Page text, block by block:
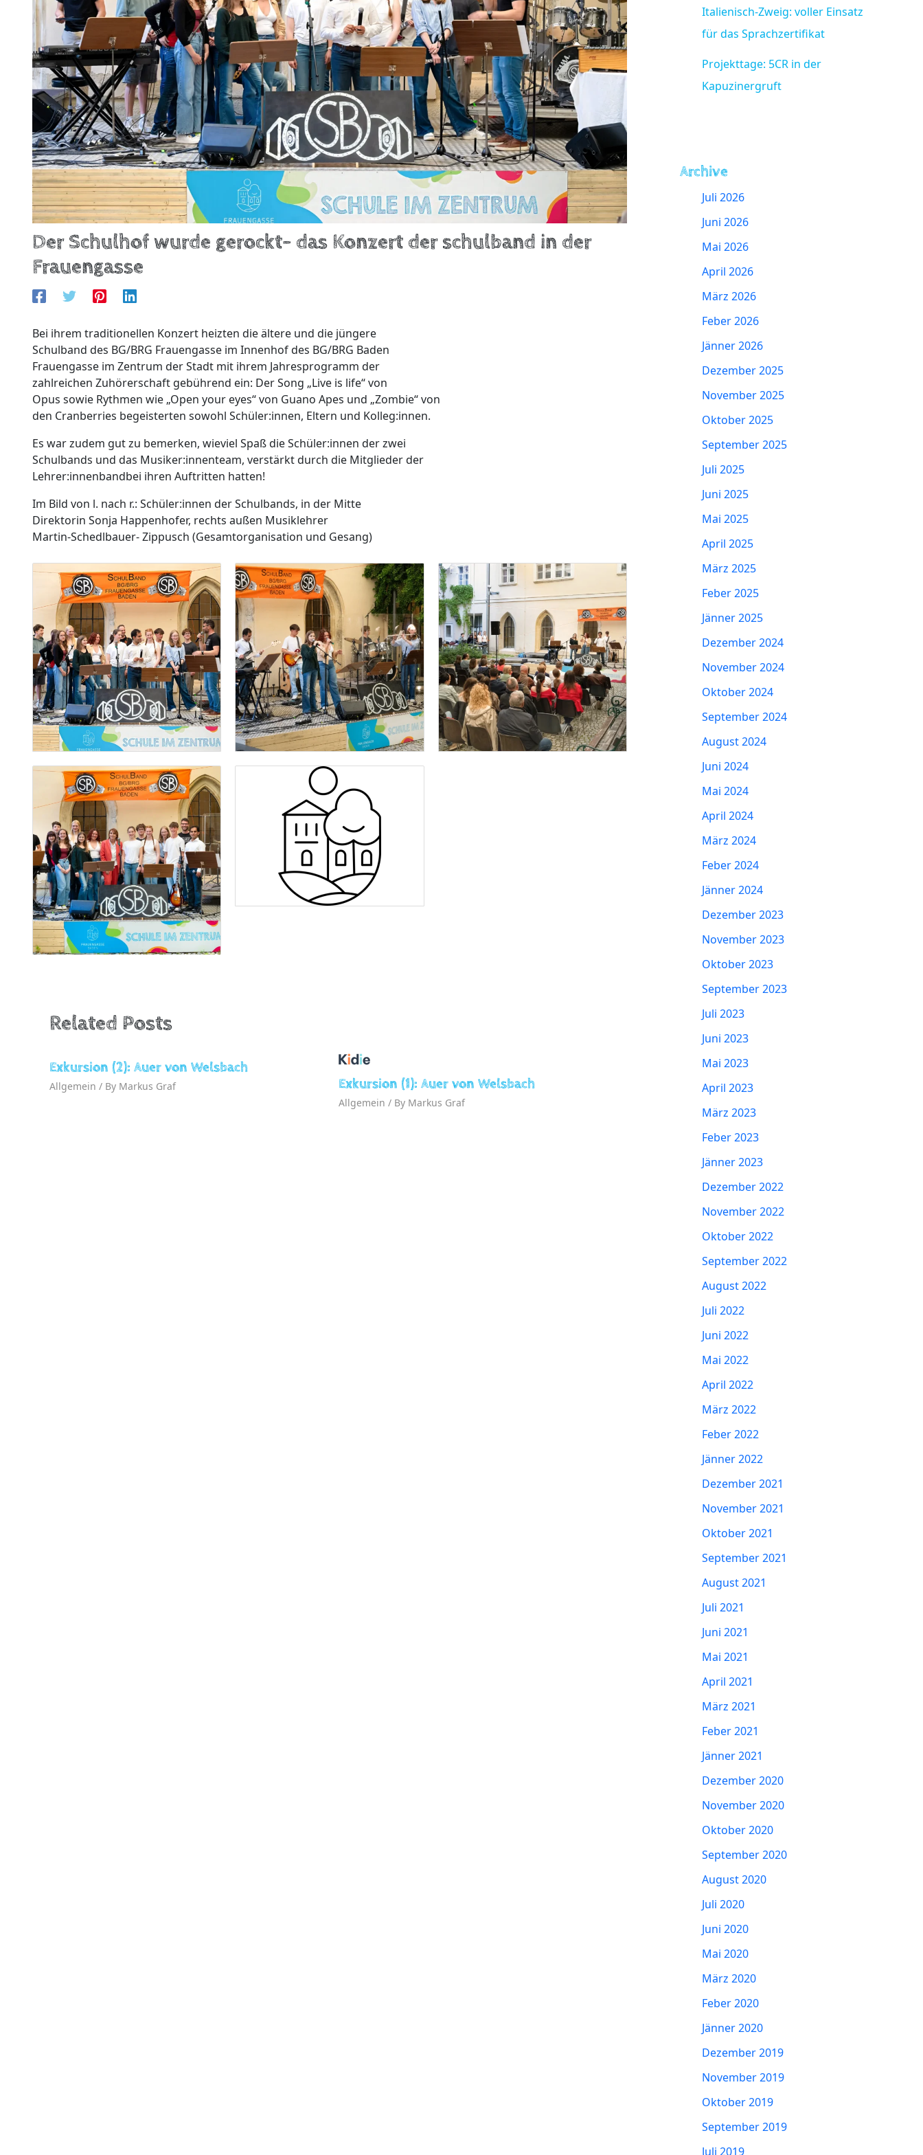
Der Schulhof wurde gerockt- das Konzert der schulband in der
Frauengasse
Bei ihrem traditionellen Konzert heizten die ältere und die jüngere
Schulband des BG/BRG Frauengasse im Innenhof des BG/BRG Baden
Frauengasse im Zentrum der Stadt mit ihrem Jahresprogramm der
zahlreichen Zuhörerschaft gebührend ein: Der Song „Live is life“ von
Opus sowie Rythmen wie „Open your eyes“ von Guano Apes und „Zombie“ von
den Cranberries begeisterten sowohl Schüler:innen, Eltern und Kolleg:innen.
Es war zudem gut zu bemerken, wieviel Spaß die Schüler:innen der zwei
Schulbands und das Musiker:innenteam, verstärkt durch die Mitglieder der
Lehrer:innenbandbei ihren Auftritten hatten!
Im Bild von l. nach r.: Schüler:innen der Schulbands, in der Mitte
Direktorin Sonja Happenhofer, rechts außen Musiklehrer
Martin-Schedlbauer- Zippusch (Gesamtorganisation und Gesang)
Related Posts
Exkursion (2): Auer von Welsbach
Allgemein / By Markus Graf Exkursion (1): Auer von Welsbach
Allgemein / By Markus Graf
Italienisch-Zweig: voller Einsatz
für das Sprachzertifikat
Projekttage: 5CR in der
Kapuzinergruft
Archive
Juli 2026
Juni 2026
Mai 2026
April 2026
März 2026
Feber 2026
Jänner 2026
Dezember 2025
November 2025
Oktober 2025
September 2025
Juli 2025
Juni 2025
Mai 2025
April 2025
März 2025
Feber 2025
Jänner 2025
Dezember 2024
November 2024
Oktober 2024
September 2024
August 2024
Juni 2024
Mai 2024
April 2024
März 2024
Feber 2024
Jänner 2024
Dezember 2023
November 2023
Oktober 2023
September 2023
Juli 2023
Juni 2023
Mai 2023
April 2023
März 2023
Feber 2023
Jänner 2023
Dezember 2022
November 2022
Oktober 2022
September 2022
August 2022
Juli 2022
Juni 2022
Mai 2022
April 2022
März 2022
Feber 2022
Jänner 2022
Dezember 2021
November 2021
Oktober 2021
September 2021
August 2021
Juli 2021
Juni 2021
Mai 2021
April 2021
März 2021
Feber 2021
Jänner 2021
Dezember 2020
November 2020
Oktober 2020
September 2020
August 2020
Juli 2020
Juni 2020
Mai 2020
März 2020
Feber 2020
Jänner 2020
Dezember 2019
November 2019
Oktober 2019
September 2019
Juli 2019